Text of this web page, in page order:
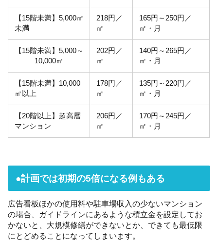
【15階未満】5,000㎡
未満
218円／
㎡
165円～250円／
㎡・月
【15階未満】5,000～
10,000㎡
202円／
㎡
140円～265円／
㎡・月
【15階未満】10,000
㎡以上
178円／
㎡
135円～220円／
㎡・月
【20階以上】超高層
マンション
206円／
㎡
170円～245円／
㎡・月
●計画では初期の5倍になる例もある
広告看板ほかの使用料や駐車場収入の少ないマンション
の場合、ガイドラインにあるような積立金を設定してお
かないと、大規模修繕ができないとか、できても最低限
にとどめることになってしまいます。